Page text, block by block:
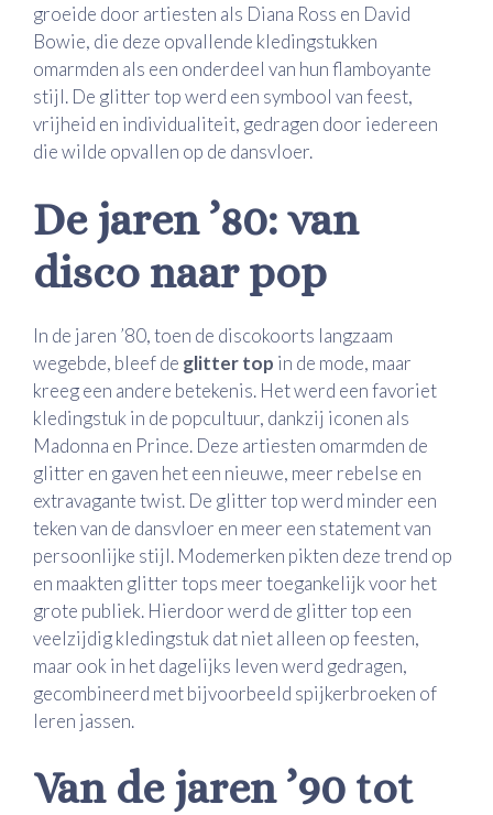
groeide door artiesten als Diana Ross en David
Bowie, die deze opvallende kledingstukken
omarmden als een onderdeel van hun flamboyante
stijl. De glitter top werd een symbool van feest,
vrijheid en individualiteit, gedragen door iedereen
die wilde opvallen op de dansvloer.
De jaren ’80: van
disco naar pop
In de jaren ’80, toen de discokoorts langzaam
wegebde, bleef de glitter top in de mode, maar
kreeg een andere betekenis. Het werd een favoriet
kledingstuk in de popcultuur, dankzij iconen als
Madonna en Prince. Deze artiesten omarmden de
glitter en gaven het een nieuwe, meer rebelse en
extravagante twist. De glitter top werd minder een
teken van de dansvloer en meer een statement van
persoonlijke stijl. Modemerken pikten deze trend op
en maakten glitter tops meer toegankelijk voor het
grote publiek. Hierdoor werd de glitter top een
veelzijdig kledingstuk dat niet alleen op feesten,
maar ook in het dagelijks leven werd gedragen,
gecombineerd met bijvoorbeeld spijkerbroeken of
leren jassen.
Van de jaren ’90 tot